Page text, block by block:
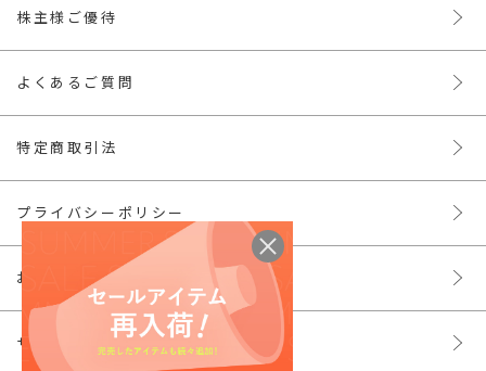
株主様ご優待
よくあるご質問
特定商取引法
プライバシーポリシー
お問い合わせ
サイトマップ